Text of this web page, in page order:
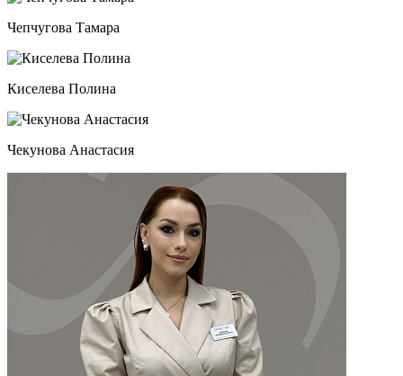
Чепчугова Тамара
Киселева Полина
Чекунова Анастасия